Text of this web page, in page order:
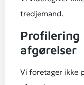
tredjemand.
Profilering
afgørelser
Vi foretager ikke